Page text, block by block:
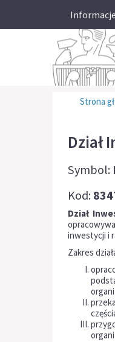
Strona
Dział
Symbol:
Kod:
Dział
inwestycji i
Zakres